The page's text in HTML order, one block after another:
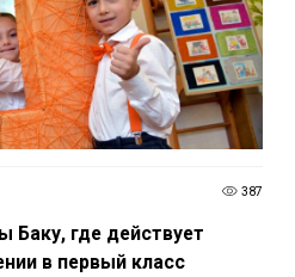
387
Баку, где действует
в первый класс